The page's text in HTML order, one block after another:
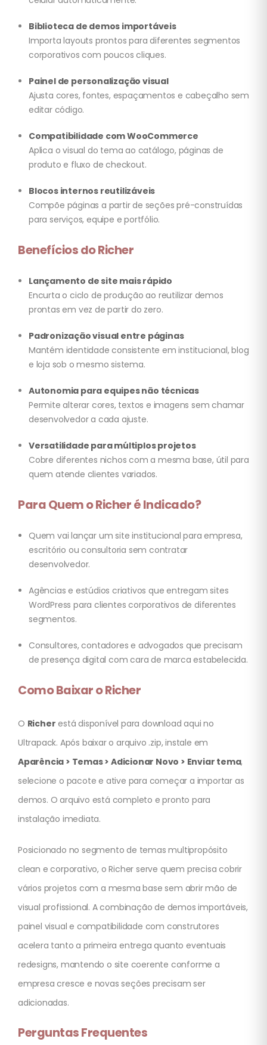
Biblioteca de demos importáveis
Importa layouts prontos para diferentes segmentos
corporativos com poucos cliques.
Painel de personalização visual
Ajusta cores, fontes, espaçamentos e cabeçalho sem
editar código.
Compatibilidade com WooCommerce
Aplica o visual do tema ao catálogo, páginas de
produto e fluxo de checkout.
Blocos internos reutilizáveis
Compõe páginas a partir de seções pré-construídas
para serviços, equipe e portfólio.
Benefícios do Richer
Lançamento de site mais rápido
Encurta o ciclo de produção ao reutilizar demos
prontas em vez de partir do zero.
Padronização visual entre páginas
Mantém identidade consistente em institucional, blog
e loja sob o mesmo sistema.
Autonomia para equipes não técnicas
Permite alterar cores, textos e imagens sem chamar
desenvolvedor a cada ajuste.
Versatilidade para múltiplos projetos
Cobre diferentes nichos com a mesma base, útil para
quem atende clientes variados.
Para Quem o Richer é Indicado?
Quem vai lançar um site institucional para empresa,
escritório ou consultoria sem contratar
desenvolvedor.
Agências e estúdios criativos que entregam sites
WordPress para clientes corporativos de diferentes
segmentos.
Consultores, contadores e advogados que precisam
de presença digital com cara de marca estabelecida.
Como Baixar o Richer
O Richer está disponível para download aqui no
Ultrapack. Após baixar o arquivo .zip, instale em
Aparência > Temas > Adicionar Novo > Enviar tema,
selecione o pacote e ative para começar a importar as
demos. O arquivo está completo e pronto para
instalação imediata.
Posicionado no segmento de temas multipropósito
clean e corporativo, o Richer serve quem precisa cobrir
vários projetos com a mesma base sem abrir mão de
visual profissional. A combinação de demos importáveis,
painel visual e compatibilidade com construtores
acelera tanto a primeira entrega quanto eventuais
redesigns, mantendo o site coerente conforme a
empresa cresce e novas seções precisam ser
adicionadas.
Perguntas Frequentes